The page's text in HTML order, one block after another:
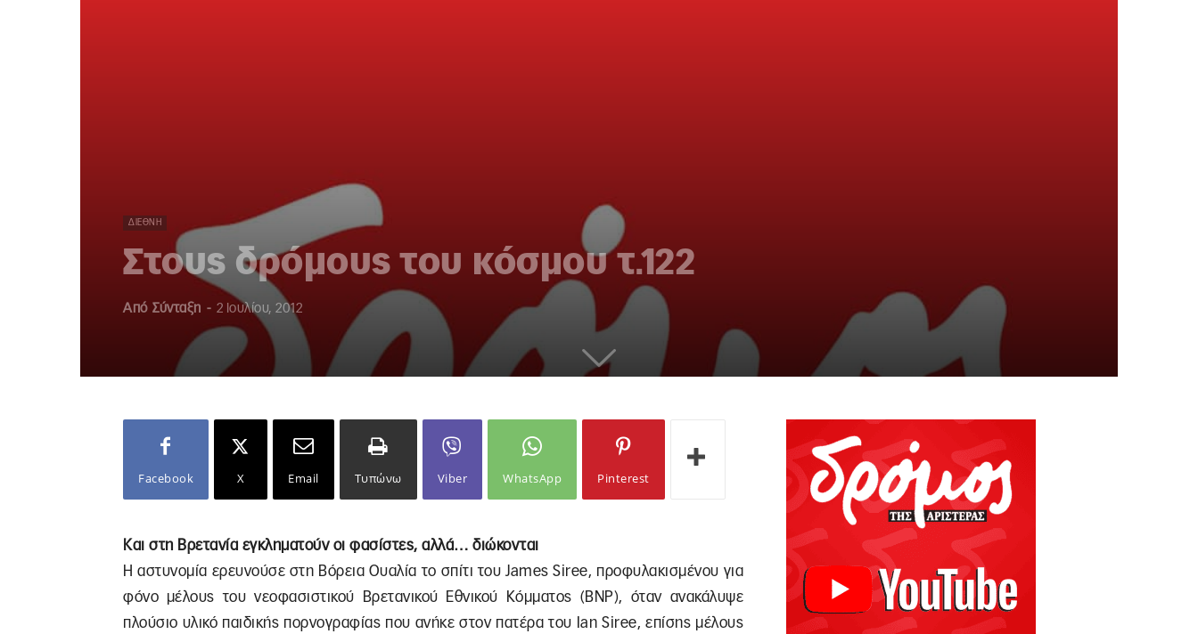
ΔΙΕΘΝΉ
Στους δρόμους του κόσμου τ.122
Από Σύνταξη - 2 Ιουλίου, 2012
Facebook X Email Τυπώνω Viber WhatsApp Pinterest
Και στη Βρετανία εγκληματούν οι φασίστες, αλλά… διώκονται
Η αστυνομία ερευνούσε στη Βόρεια Ουαλία το σπίτι του James Siree, προφυλακισμένου για
φόνο μέλους του νεοφασιστικού Βρετανικού Εθνικού Κόμματος (ΒΝΡ), όταν ανακάλυψε
πλούσιο υλικό παιδικής πορνογραφίας που ανήκε στον πατέρα του Ian Siree, επίσης μέλους